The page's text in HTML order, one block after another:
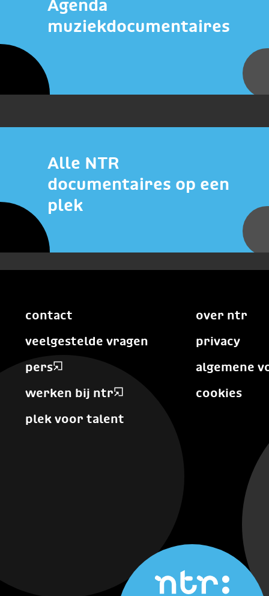
Agenda
muziekdocumentaires
Alle NTR
documentaires op een
plek
contact
veelgestelde vragen
pers
werken bij ntr
plek voor talent
over ntr
privacy
algemene
cookies